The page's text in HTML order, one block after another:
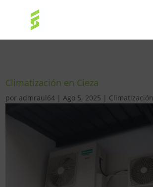
Climatización en Cieza
por admraul64 |Ago 5, 2025 | Climatización